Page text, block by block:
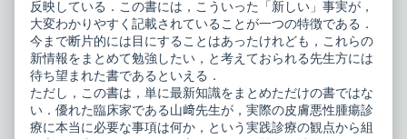
瘍,
反映している．この書には，こういった「新しい」事実が，
大変わかりやすく記載されていることが一つの特徴である．
今まで断片的には目にすることはあったけれども，これらの
新情報をまとめて勉強したい，と考えておられる先生方には
待ち望まれた書であるといえる．
ただし，この書は，単に最新知識をまとめただけの書ではな
い．優れた臨床家である山﨑先生が，実際の皮膚悪性腫瘍診
療に本当に必要な事項は何か，という実践診療の観点から組